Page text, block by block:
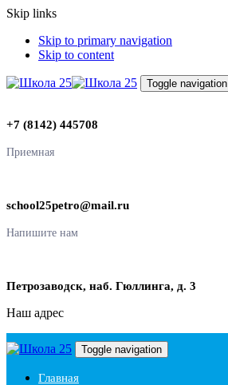
Skip links
Skip to primary navigation
Skip to content
Toggle navigation
+7 (8142) 445708
Приемная
school25petro@mail.ru
Напишите нам
Петрозаводск, наб. Гюллинга, д. 3
Наш адрес
Toggle navigation
Главная